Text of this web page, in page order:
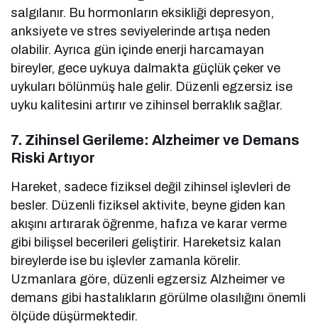
salgılanır. Bu hormonların eksikliği depresyon,
anksiyete ve stres seviyelerinde artışa neden
olabilir. Ayrıca gün içinde enerji harcamayan
bireyler, gece uykuya dalmakta güçlük çeker ve
uykuları bölünmüş hale gelir. Düzenli egzersiz ise
uyku kalitesini artırır ve zihinsel berraklık sağlar.
7. Zihinsel Gerileme: Alzheimer ve Demans
Riski Artıyor
Hareket, sadece fiziksel değil zihinsel işlevleri de
besler. Düzenli fiziksel aktivite, beyne giden kan
akışını artırarak öğrenme, hafıza ve karar verme
gibi bilişsel becerileri geliştirir. Hareketsiz kalan
bireylerde ise bu işlevler zamanla körelir.
Uzmanlara göre, düzenli egzersiz Alzheimer ve
demans gibi hastalıkların görülme olasılığını önemli
ölçüde düşürmektedir.